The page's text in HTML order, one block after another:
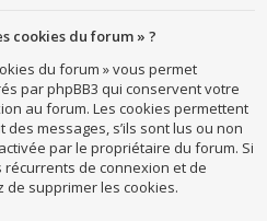
cookies du forum » ?
du forum » vous permet
par phpBB3 qui conservent votre
au forum. Les cookies permettent
messages, s’ils sont lus ou non
par le propriétaire du forum. Si
de connexion et de
supprimer les cookies.